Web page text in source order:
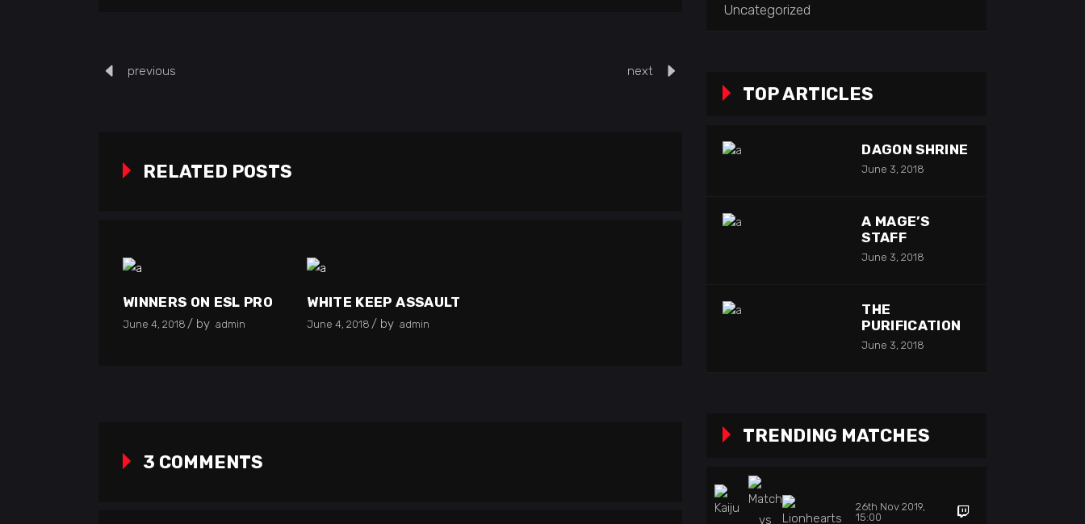
previous next
RELATED POSTS
WINNERS ON ESL PRO
June 4, 2018 by admin
WHITE KEEP ASSAULT
June 4, 2018 by admin
3 COMMENTS
Uncategorized
TOP ARTICLES
DAGON SHRINE
June 3, 2018
A MAGE’S
STAFF
June 3, 2018
THE
PURIFICATION
June 3, 2018
TRENDING MATCHES
26th Nov 2019,
15:00